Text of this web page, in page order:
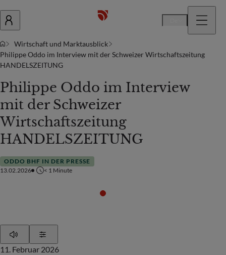
Wirtschaft und Marktausblick
Philippe Oddo im Interview mit der Schweizer Wirtschaftszeitung
HANDELSZEITUNG
Philippe Oddo im Interview
mit der Schweizer
Wirtschaftszeitung
HANDELSZEITUNG
ODDO BHF IN DER PRESSE
13.02.2026
< 1 Minute
11. Februar 2026